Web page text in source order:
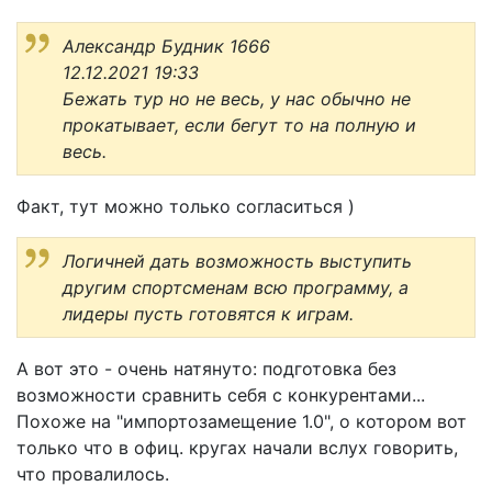
Александр Будник 1666
12.12.2021 19:33
Бежать тур но не весь, у нас обычно не
прокатывает, если бегут то на полную и
весь.
Факт, тут можно только согласиться )
Логичней дать возможность выступить
другим спортсменам всю программу, а
лидеры пусть готовятся к играм.
А вот это - очень натянуто: подготовка без
возможности сравнить себя с конкурентами...
Похоже на "импортозамещение 1.0", о котором вот
только что в офиц. кругах начали вслух говорить,
что провалилось.